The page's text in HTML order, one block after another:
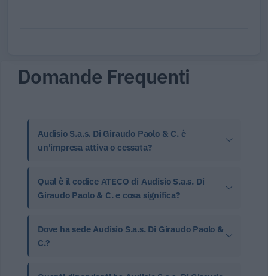
Domande Frequenti
Audisio S.a.s. Di Giraudo Paolo & C. è
un'impresa attiva o cessata?
Qual è il codice ATECO di Audisio S.a.s. Di
Giraudo Paolo & C. e cosa significa?
Dove ha sede Audisio S.a.s. Di Giraudo Paolo &
C.?